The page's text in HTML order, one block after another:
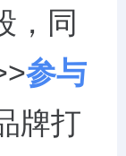
，同
参与
牌打